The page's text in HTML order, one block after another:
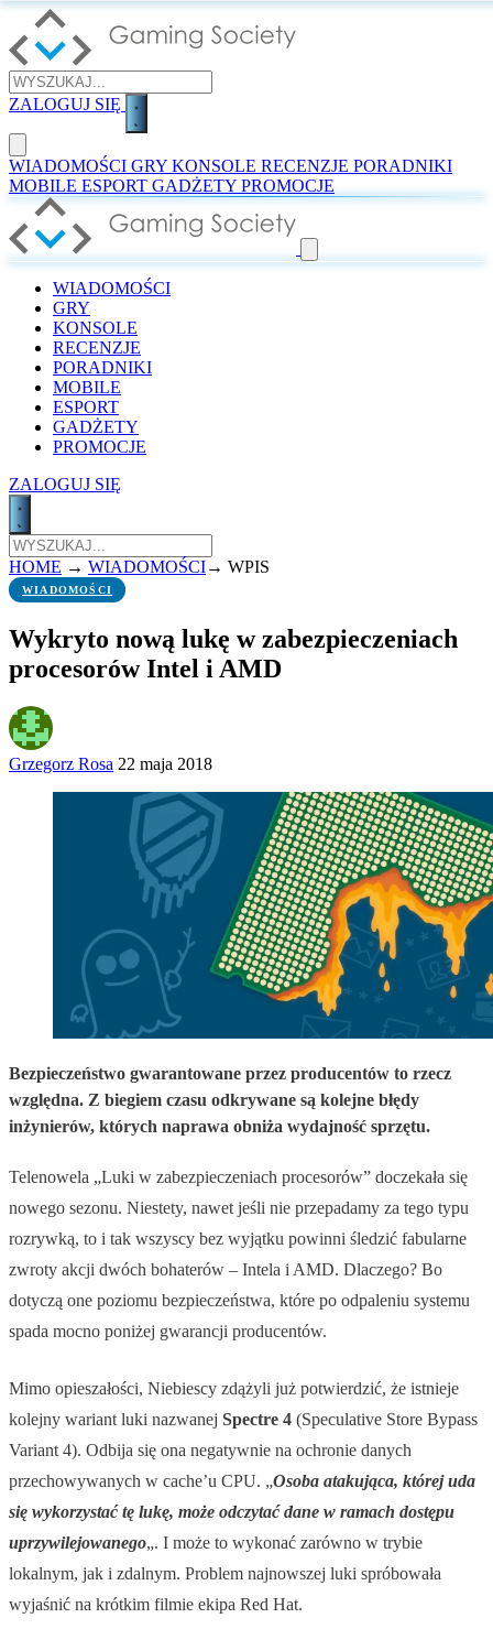
ZALOGUJ SIĘ
WIADOMOŚCI GRY KONSOLE RECENZJE PORADNIKI
MOBILE ESPORT GADŻETY PROMOCJE
WIADOMOŚCI
GRY
KONSOLE
RECENZJE
PORADNIKI
MOBILE
ESPORT
GADŻETY
PROMOCJE
ZALOGUJ SIĘ
HOME → WIADOMOŚCI→ WPIS
WIADOMOŚCI
Wykryto nową lukę w zabezpieczeniach
procesorów Intel i AMD
Grzegorz Rosa 22 maja 2018
Bezpieczeństwo gwarantowane przez producentów to rzecz
względna. Z biegiem czasu odkrywane są kolejne błędy
inżynierów, których naprawa obniża wydajność sprzętu.
Telenowela „Luki w zabezpieczeniach procesorów” doczekała się
nowego sezonu. Niestety, nawet jeśli nie przepadamy za tego typu
rozrywką, to i tak wszyscy bez wyjątku powinni śledzić fabularne
zwroty akcji dwóch bohaterów – Intela i AMD. Dlaczego? Bo
dotyczą one poziomu bezpieczeństwa, które po odpaleniu systemu
spada mocno poniżej gwarancji producentów.
Mimo opieszałości, Niebiescy zdążyli już potwierdzić, że istnieje
kolejny wariant luki nazwanej Spectre 4 (Speculative Store Bypass
Variant 4). Odbija się ona negatywnie na ochronie danych
przechowywanych w cache’u CPU. „Osoba atakująca, której uda
się wykorzystać tę lukę, może odczytać dane w ramach dostępu
uprzywilejowanego„. I może to wykonać zarówno w trybie
lokalnym, jak i zdalnym. Problem najnowszej luki spróbowała
wyjaśnić na krótkim filmie ekipa Red Hat.